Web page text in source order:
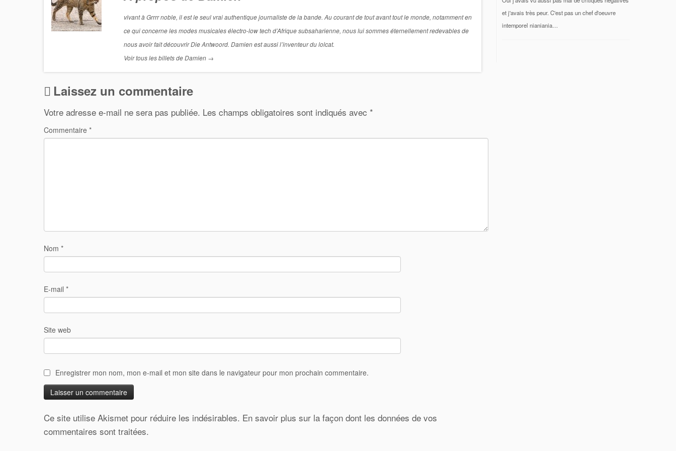
vivant à Grrrr noble, il est le seul vrai authentique journaliste de la bande. Au courant de tout avant tout le monde, notamment en
ce qui concerne les modes musicales électro-low tech d’Afrique subsaharienne, nous lui sommes éternellement redevables de
nous avoir fait découvrir Die Antwoord. Damien est aussi l’inventeur du lolcat.
Voir tous les billets de Damien →
Laissez un commentaire
Votre adresse e-mail ne sera pas publiée. Les champs obligatoires sont indiqués avec *
Commentaire *
Nom *
E-mail *
Site web
Enregistrer mon nom, mon e-mail et mon site dans le navigateur pour mon prochain commentaire.
Ce site utilise Akismet pour réduire les indésirables. En savoir plus sur la façon dont les données de vos
commentaires sont traitées.
et j'avais très peur. C'est pas un chef d'oeuvre
intemporel nianiania…